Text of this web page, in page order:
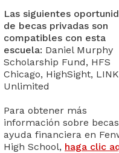
Las siguientes
de becas privadas son
compatibles con esta
escuela: Daniel Murphy
Scholarship Fund, HFS
Chicago, HighSight, LINK
Unlimited
Para obtener más
información sobre
ayuda financiera en
High School, haga clic